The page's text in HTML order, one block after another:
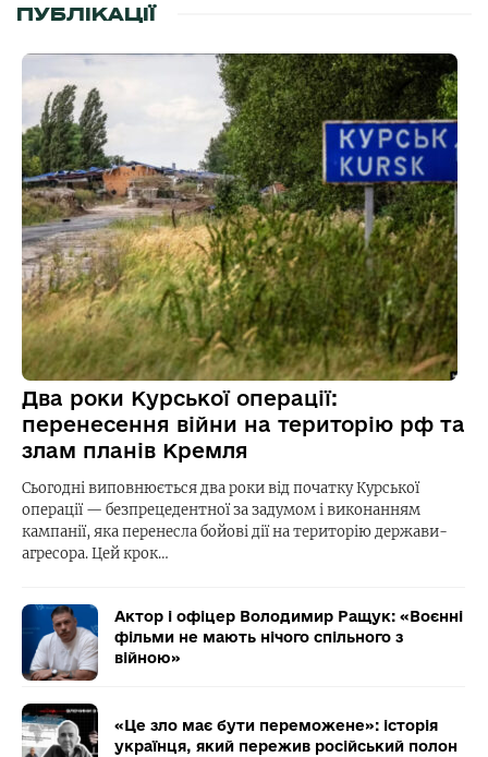
ПУБЛІКАЦІЇ
Два роки Курської операції:
перенесення війни на територію рф та
злам планів Кремля
Сьогодні виповнюється два роки від початку Курської
операції — безпрецедентної за задумом і виконанням
кампанії, яка перенесла бойові дії на територію держави-
агресора. Цей крок…
Актор і офіцер Володимир Ращук: «Воєнні
фільми не мають нічого спільного з
війною»
«Це зло має бути переможене»: історія
українця, який пережив російський полон